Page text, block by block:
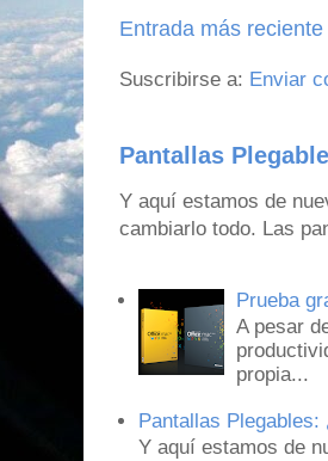
Entrada más reciente
Suscribirse a: Enviar
Pantallas
Y aquí estamos de
cambiarlo todo. Las
Prueba
A pesar
propia...
Pantallas
Y aquí estamos de